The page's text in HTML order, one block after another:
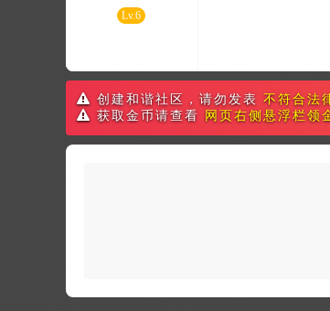
Lv.6
创建和谐社区，请勿发表 不符合法
获取金币请查看
网页右侧悬浮栏领